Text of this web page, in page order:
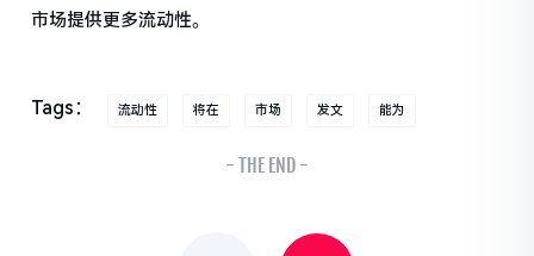
市场提供更多流动性。
Tags： 流动性 将在 市场 发文 能为
- THE END -